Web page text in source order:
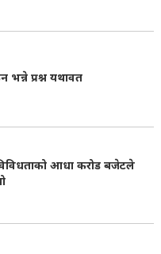
प्रश्न यथावत
आधा करोड बजेटले